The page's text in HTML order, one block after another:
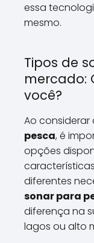
essa
mesmo.
Tipos de
mercado:
você?
Ao
pesca, é
opções
diferentes
sonar para
diferença na
lagos ou alto